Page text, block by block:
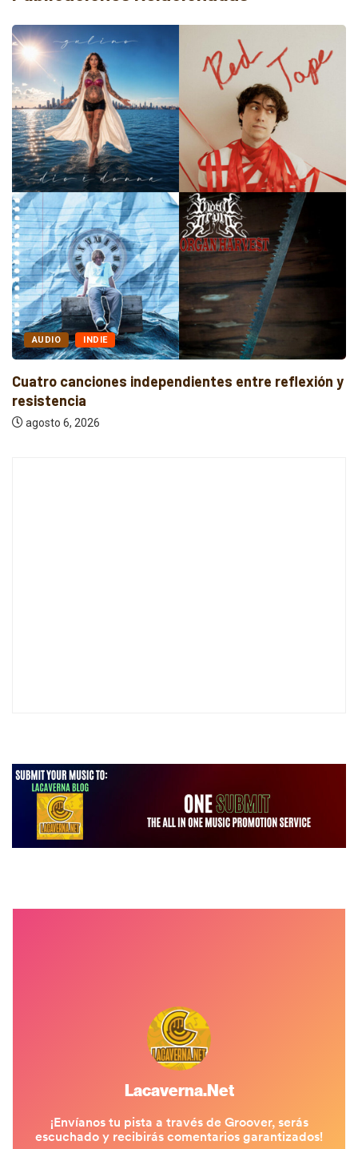
y
AUDIO FOLK
Indie, rap y pop: cuatro lanzamientos
independientes...
agosto 6, 2026